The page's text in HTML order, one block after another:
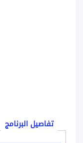
تفاصيل البرنامج